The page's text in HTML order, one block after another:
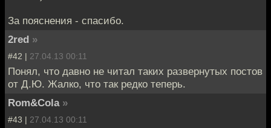
За пояснения - спасибо.
2red »
#42 | 27.04.13 00:11
Понял, что давно не читал таких развернутых постов
от Д.Ю. Жалко, что так редко теперь.
Rom&Cola »
#43 | 27.04.13 00:11